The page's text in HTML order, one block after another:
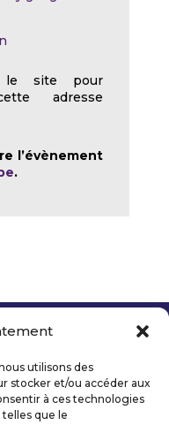
utilisons des
stocker et/ou accéder aux
à ces technologies
que le
site pour
adresse
l’évènement
.